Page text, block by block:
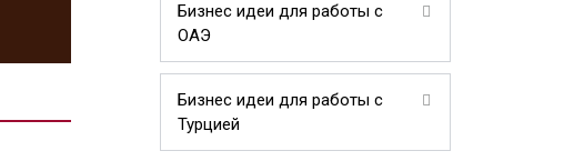
Бизнес идеи для работы с
ОАЭ
Бизнес идеи для работы с
Турцией